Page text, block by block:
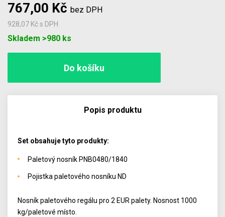
767,00 Kčbez DPH
928,07 Kčs DPH
Skladem >980 ks
Počet
Popis produktu
Set obsahuje tyto produkty:
Paletový nosník PNB0480/1840
Pojistka paletového nosníku ND
Nosník paletového regálu pro 2 EUR palety. Nosnost 1000
kg/paletové místo.